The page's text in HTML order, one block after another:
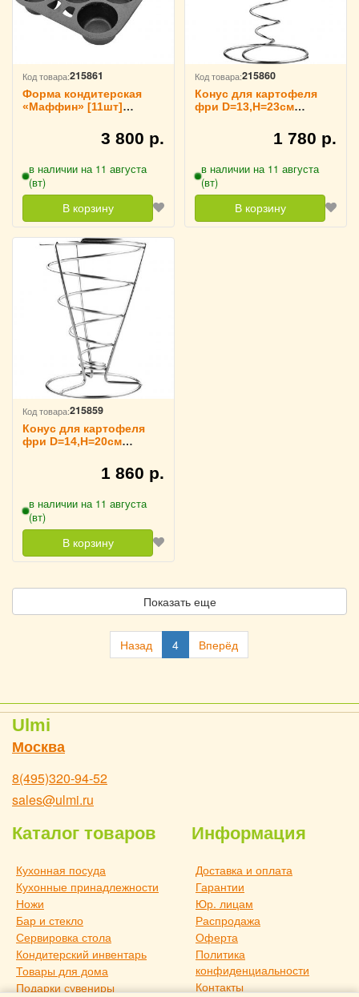
Код товара:215861
Форма кондитерская
«Маффин» [11шт]
3 800 р.
в наличии на 11 августа
(вт)
В корзину
Код товара:215860
Конус для картофеля
фри D=13,H=23см
1 780 р.
в наличии на 11 августа
(вт)
В корзину
Код товара:215859
Конус для картофеля
фри D=14,H=20см
1 860 р.
в наличии на 11 августа
(вт)
В корзину
Показать еще
Назад 4 Вперёд
Ulmi
Москва
8(495)320-94-52
sales@ulmi.ru
Каталог товаров
Кухонная посуда
Кухонные принадлежности
Ножи
Бар и стекло
Сервировка стола
Кондитерский инвентарь
Товары для дома
Подарки сувениры
Информация
Доставка и оплата
Гарантии
Юр. лицам
Распродажа
Оферта
Политика
конфиденциальности
Контакты